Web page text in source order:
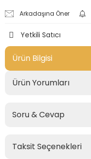
Arkadaşına Öner
Yetkili Satıcı
Ürün Bilgisi
Ürün Yorumları
Soru & Cevap
Taksit Seçenekleri